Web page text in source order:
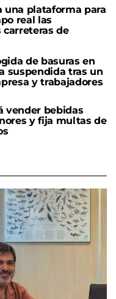
una plataforma para
real las
carreteras de
de basuras en
suspendida tras un
y trabajadores
vender bebidas
y fija multas de